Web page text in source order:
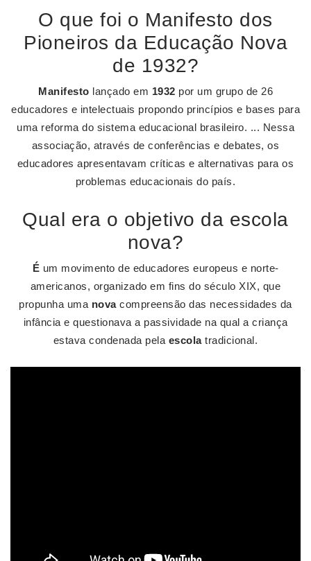
O que foi o Manifesto dos
Pioneiros da Educação Nova
de 1932?
Manifesto lançado em 1932 por um grupo de 26
educadores e intelectuais propondo princípios e bases para
uma reforma do sistema educacional brasileiro. ... Nessa
associação, através de conferências e debates, os
educadores apresentavam críticas e alternativas para os
problemas educacionais do país.
Qual era o objetivo da escola
nova?
É um movimento de educadores europeus e norte-
americanos, organizado em fins do século XIX, que
propunha uma novacompreensão das necessidades da
infância e questionava a passividade na qual a criança
estava condenada pela escolatradicional.